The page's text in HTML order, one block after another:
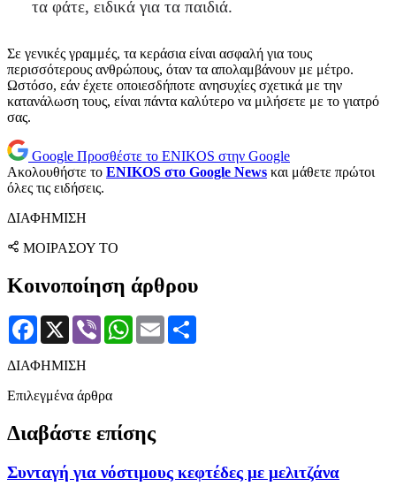
τα φάτε, ειδικά για τα παιδιά.
Σε γενικές γραμμές, τα κεράσια είναι ασφαλή για τους
περισσότερους ανθρώπους, όταν τα απολαμβάνουν με μέτρο.
Ωστόσο, εάν έχετε οποιεσδήποτε ανησυχίες σχετικά με την
κατανάλωση τους, είναι πάντα καλύτερο να μιλήσετε με το γιατρό
σας.
Google Προσθέστε το ENIKOS στην Google
Ακολουθήστε το ENIKOS στο Google News και μάθετε πρώτοι
όλες τις ειδήσεις.
ΔΙΑΦΗΜΙΣΗ
ΜΟΙΡΑΣΟΥ ΤΟ
Κοινοποίηση άρθρου
Facebook
X Viber WhatsApp
Email
ΔΙΑΦΗΜΙΣΗ
Επιλεγμένα άρθρα
Διαβάστε επίσης
Συνταγή για νόστιμους κεφτέδες με μελιτζάνα